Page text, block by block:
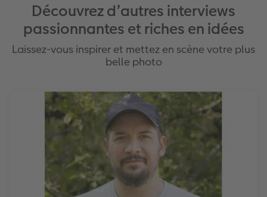
Découvrez d’autres interviews
passionnantes et riches en idées
Laissez-vous inspirer et mettez en scène votre plus
belle photo